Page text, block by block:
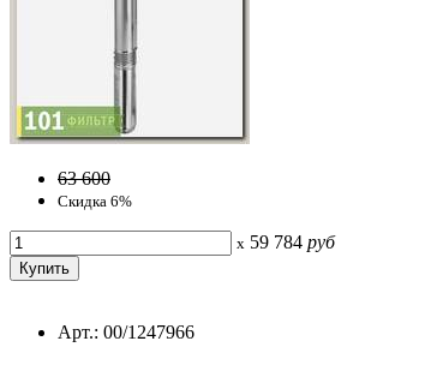
63 600
Скидка 6%
x 59 784 руб
Арт.: 00/1247966